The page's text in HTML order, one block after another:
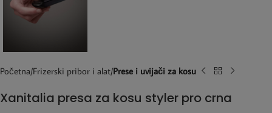
Početna Frizerski pribor i alat Prese i uvijači za kosu
Xanitalia presa za kosu styler pro crna